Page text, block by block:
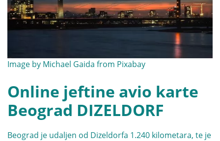
Image by Michael Gaida from Pixabay
Online jeftine avio karte
Beograd DIZELDORF
Beograd je udaljen od Dizeldorfa 1.240 kilometara, te je